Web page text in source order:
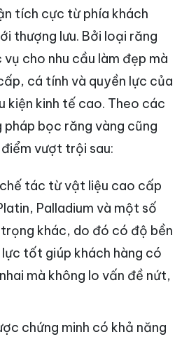
tích cực từ phía khách
thượng lưu. Bởi loại răng
cho nhu cầu làm đẹp mà
cá tính và quyền lực của
kiện kinh tế cao. Theo các
pháp bọc răng vàng cũng
vượt trội sau:
tác từ vật liệu cao cấp
Palladium và một số
khác, do đó có độ bền
tốt giúp khách hàng có
mà không lo vấn đề nứt,
chứng minh có khả năng